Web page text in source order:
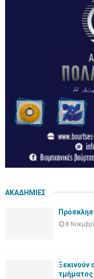
ΑΚΑΔΗΜΙΕΣ
8
Ξεκινούν
τμήματος